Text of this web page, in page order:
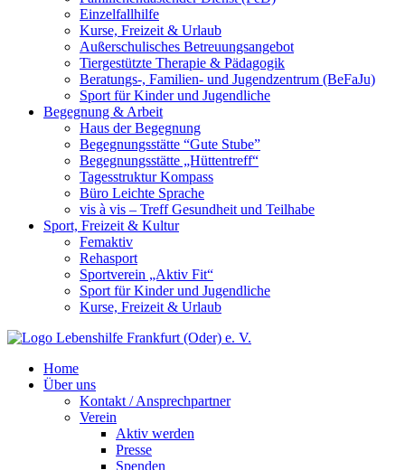
Einzelfallhilfe
Kurse, Freizeit & Urlaub
Außerschulisches Betreuungsangebot
Tiergestützte Therapie & Pädagogik
Beratungs-, Familien- und Jugendzentrum (BeFaJu)
Sport für Kinder und Jugendliche
Begegnung & Arbeit
Haus der Begegnung
Begegnungsstätte “Gute Stube”
Begegnungsstätte „Hüttentreff“
Tagesstruktur Kompass
Büro Leichte Sprache
vis à vis – Treff Gesundheit und Teilhabe
Sport, Freizeit & Kultur
Femaktiv
Rehasport
Sportverein „Aktiv Fit“
Sport für Kinder und Jugendliche
Kurse, Freizeit & Urlaub
Home
Über uns
Kontakt / Ansprechpartner
Verein
Aktiv werden
Presse
Spenden